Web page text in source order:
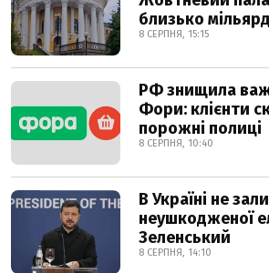
близько
8 СЕРПНЯ, 15:15
РФ знищила
Фори: клієнти
порожні полиці
8 СЕРПНЯ, 10:40
В Україні не
неушкодженої
Зеленський
8 СЕРПНЯ, 14:10